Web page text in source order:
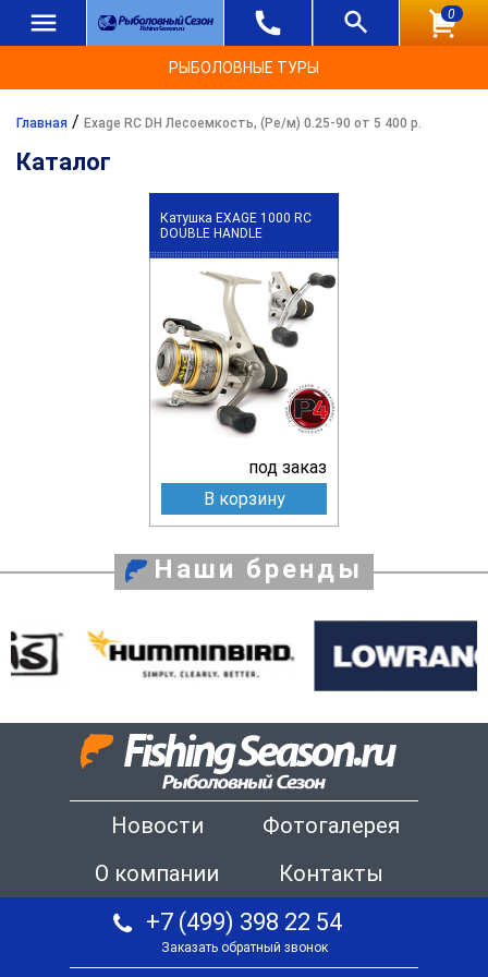
0
РЫБОЛОВНЫЕ ТУРЫ
Главная / Exage RC DH Лесоемкость, (Ре/м) 0.25-90 от 5 400 р.
Каталог
Катушка EXAGE 1000 RC
DOUBLE HANDLE
под заказ
В корзину
Наши бренды
Новости
Фотогалерея
О компании
Контакты
+7 (499) 398 22 54
Заказать обратный звонок